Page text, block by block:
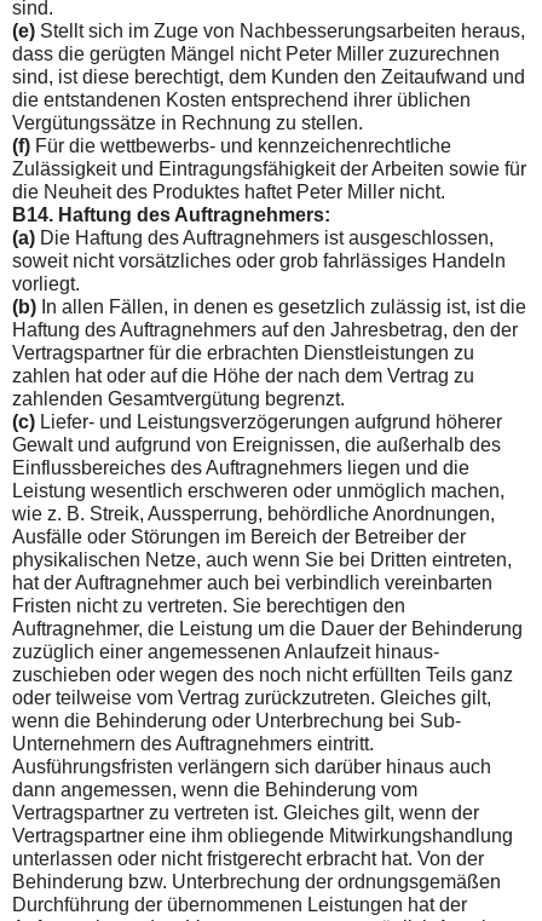
sind.
(e) Stellt sich im Zuge von Nachbesserungsarbeiten heraus,
dass die gerügten Mängel nicht Peter Miller zuzurechnen
sind, ist diese berechtigt, dem Kunden den Zeitaufwand und
die ent­standenen Kosten entsprechend ihrer üblichen
Vergütungssätze in Rechnung zu stellen.
(f) Für die wettbewerbs- und kennzeichenrechtliche
Zulässig­keit und Eintragungsfähigkeit der Arbeiten sowie für
die Neuheit des Produktes haftet Peter Miller nicht.
B14. Haftung des Auftragnehmers:
(a) Die Haftung des Auftragnehmers ist ausgeschlossen,
soweit nicht vorsätzliches oder grob fahrlässiges Handeln
vorliegt.
(b) In allen Fällen, in denen es gesetzlich zulässig ist, ist die
Haftung des Auftragnehmers auf den Jahresbetrag, den der
Vertragspartner für die erbrachten Dienstleistungen zu
zahlen hat oder auf die Höhe der nach dem Vertrag zu
zahlenden Ge­samtvergütung begrenzt.
(c) Liefer- und Leistungsverzögerungen aufgrund höherer
Gewalt und aufgrund von Ereignissen, die außerhalb des
Einflussbereiches des Auftragnehmers liegen und die
Leistung wesentlich erschweren oder unmöglich machen,
wie z. B. Streik, Aussperrung, behördliche Anordnungen,
Ausfälle oder Störungen im Bereich der Betreiber der
physikalischen Netze, auch wenn Sie bei Dritten eintreten,
hat der Auftragnehmer auch bei verbindlich vereinbarten
Fristen nicht zu vertreten. Sie berechtigen den
Auftragnehmer, die Leistung um die Dauer der Behinderung
zuzüglich einer angemessenen Anlaufzeit hinaus­
zuschieben oder wegen des noch nicht erfüllten Teils ganz
oder teilweise vom Vertrag zurückzutreten. Gleiches gilt,
wenn die Behinderung oder Unterbrechung bei Sub-
Unternehmern des Auftragnehmers eintritt.
Ausführungsfristen verlängern sich darüber hinaus auch
dann angemessen, wenn die Behinderung vom
Vertragspartner zu vertreten ist. Gleiches gilt, wenn der
Vertragspartner eine ihm obliegende Mitwirkungshandlung
un­terlassen oder nicht fristgerecht erbracht hat. Von der
Behinde­rung bzw. Unterbrechung der ordnungsgemäßen
Durchführung der übernommenen Leistungen hat der